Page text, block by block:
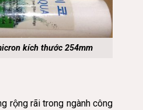
kích thước 254mm
rộng rãi trong ngành công